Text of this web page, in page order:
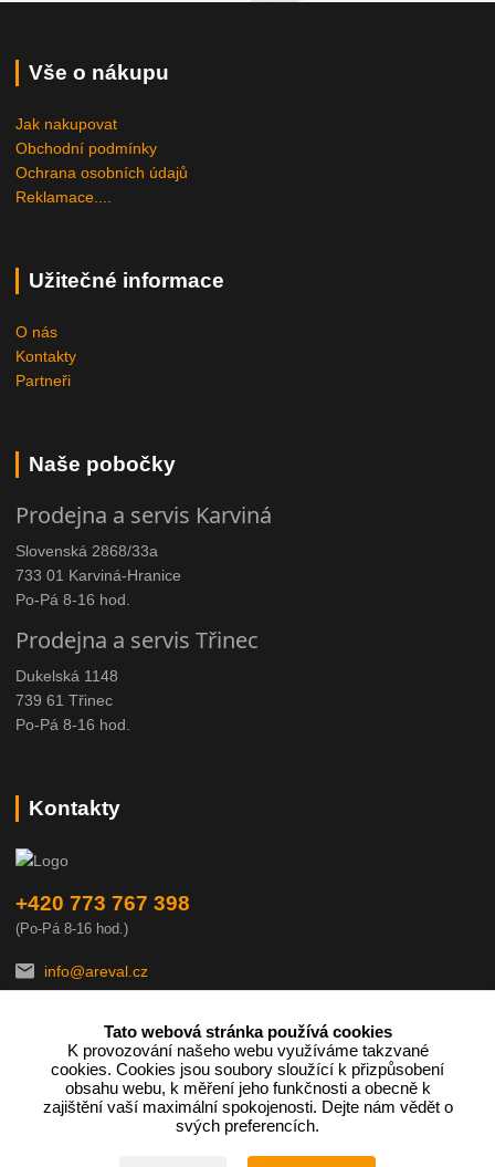
Vše o nákupu
Jak nakupovat
Obchodní podmínky
Ochrana osobních údajů
Reklamace....
Užitečné informace
O nás
Kontakty
Partneři
Naše pobočky
Prodejna a servis Karviná
Slovenská 2868/33a
733 01 Karviná-Hranice
Po-Pá 8-16 hod.
Prodejna a servis Třinec
Dukelská 1148
739 61 Třinec
Po-Pá 8-16 hod.
Kontakty
+420 773 767 398
(Po-Pá 8-16 hod.)
info@areval.cz
Podle zákona o evidenci tržeb je prodávající povinen vystavit
Tato webová stránka používá cookies
K provozování našeho webu využíváme takzvané
cookies. Cookies jsou soubory sloužící k přizpůsobení
obsahu webu, k měření jeho funkčnosti a obecně k
zajištění vaší maximální spokojenosti. Dejte nám vědět o
svých preferencích.